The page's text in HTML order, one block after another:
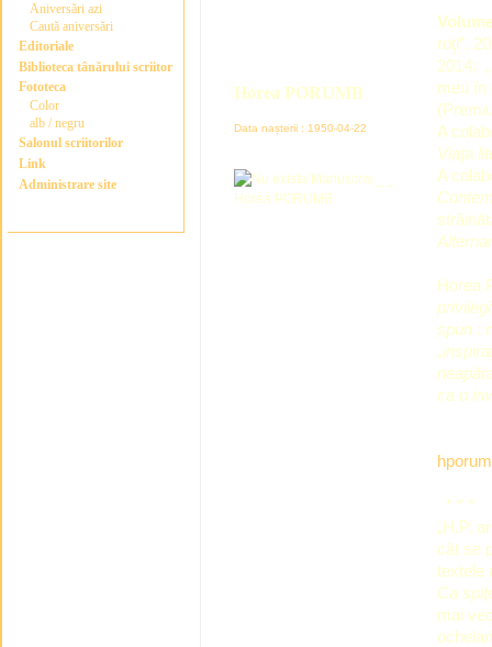
Aniversări azi
Caută aniversări
Editoriale
Biblioteca tânărului scriitor
Fototeca
Color
alb / negru
Salonul scriitorilor
Link
Administrare site
Horea PORUMB
Data nașterii : 1950-04-22
roţi”,
2014;
meu în
A
Viaţa
A
Horea
spun :
ca o
* * *
„H.P.
cât se
textele
Ca
mai